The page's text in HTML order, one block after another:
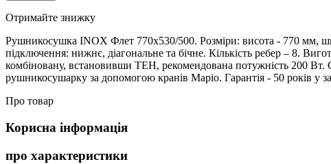
Отримайте знижку
Рушникосушка INOX Флет 770х530/500. Розміри: висота - 770 мм,
підключення: нижнє, діагональне та бічне. Кількість ребер – 8.
комбіновану, встановивши ТЕН, рекомендована потужність 200 Вт.
рушникосушарку за допомогою кранів Маріо. Гарантія - 50 років у
Про товар
Корисна інформація
про характеристики